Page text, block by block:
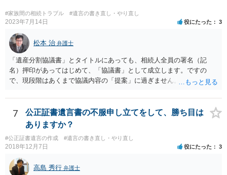
#家族間の相続トラブル #遺言の書き直し・やり直し
2023年7月14日 役にたった 3
松本 治 弁護士
「遺産分割協議書」とタイトルにあっても、相続人全員の署名（記
名）押印があってはじめて、「協議書」として成立します。ですの
で、現段階はあくまで協議内容の「提案」に過ぎません。 納得がいか
成立となります。その場合、成立させたい相続人が、家庭裁判所に遺
産分割調停を申し立てなければなりません。 なお、弁護士の送付状
は、通常、相続人全員分の（本件であれば４通の）「遺産分割協議
書」を作成するところ、１通だけの作成にとどめる理由が書かれてい
るものです。
7
公正証書遺言書の不服申し立てをして、勝ち目は
ありますか？
#公正証書遺言の作成 #遺言の書き直し・やり直し
2018年12月7日 役にたった 3
高島 秀行 弁護士